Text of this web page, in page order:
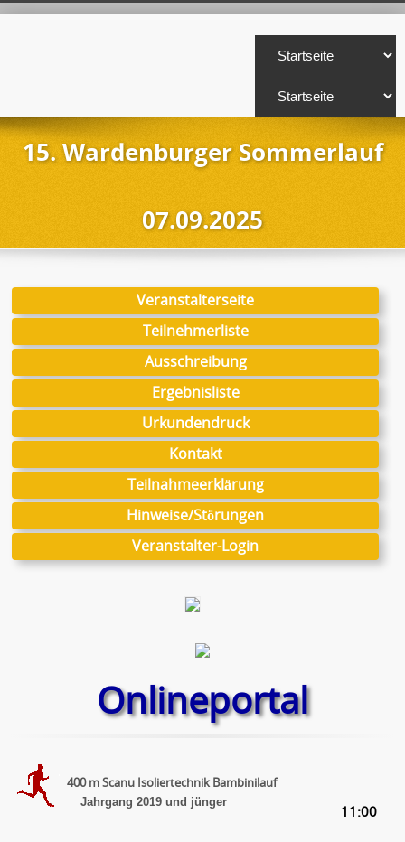
15. Wardenburger Sommerlauf
07.09.2025
Veranstalterseite
Teilnehmerliste
Ausschreibung
Ergebnisliste
Urkundendruck
Kontakt
Teilnahmeerklärung
Hinweise/Störungen
Veranstalter-Login
Onlineportal
400 m Scanu Isoliertechnik Bambinilauf
Jahrgang 2019 und jünger
11:00